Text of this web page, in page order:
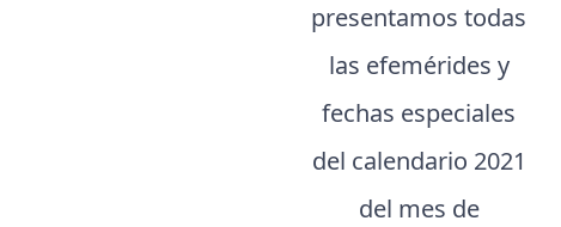
presentamos todas
las efemérides y
fechas especiales
del calendario 2021
del mes de